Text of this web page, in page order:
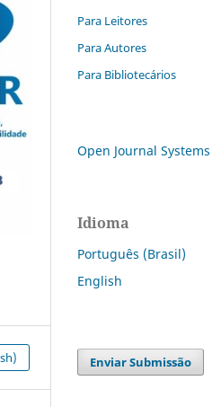
Para Leitores
Para Autores
Para Bibliotecários
Open Journal Systems
Idioma
Português (Brasil)
English
Enviar Submissão